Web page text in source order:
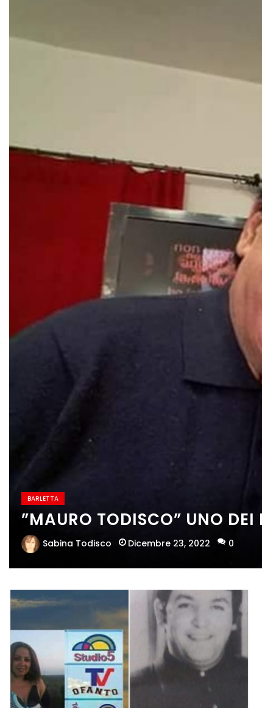
BARLETTA
”MAURO TODISCO” UNO
Sabina Todisco Dicembre 23, 2022 0